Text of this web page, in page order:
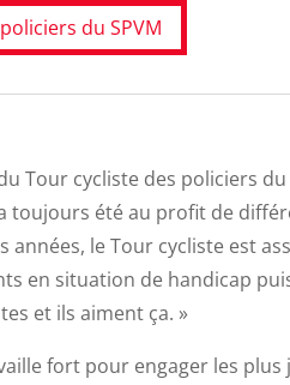
du SPVM
Tour cycliste des policiers
toujours été au profit de
années, le Tour cycliste est
en situation de handicap
et ils aiment ça. »
fort pour engager les